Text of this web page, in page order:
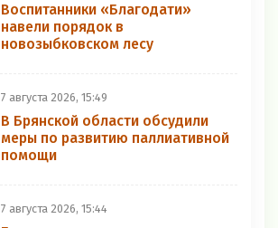
Воспитанники «Благодати»
навели порядок в
новозыбковском лесу
7 августа 2026, 15:49
В Брянской области обсудили
меры по развитию паллиативной
помощи
7 августа 2026, 15:44